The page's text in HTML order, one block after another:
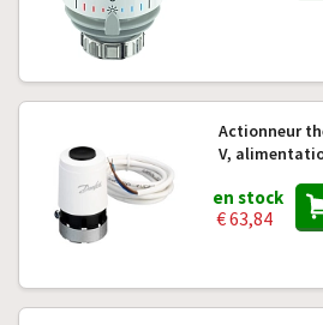
Actionneur
V,
en stock
€ 63,84